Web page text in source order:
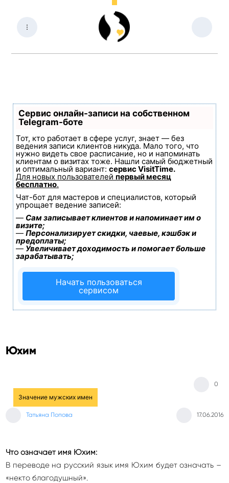
Сервис онлайн-записи на собственном
Telegram-боте
Тот, кто работает в сфере услуг, знает — без
ведения записи клиентов никуда. Мало того, что
нужно видеть свое расписание, но и напоминать
клиентам о визитах тоже. Нашли самый бюджетный
и оптимальный вариант: сервис VisitTime.
Для новых пользователей первый месяц
бесплатно.
Чат-бот для мастеров и специалистов, который
упрощает ведение записей:
— Сам записывает клиентов и напоминает им о
визите;
— Персонализирует скидки, чаевые, кэшбэк и
предоплаты;
— Увеличивает доходимость и помогает больше
зарабатывать;
Начать пользоваться
сервисом
Юхим
Значение мужских имен
Татьяна Попова 17.06.2016
0
Что означает имя Юхим:
В переводе на русский язык имя Юхим будет означать –
«некто благодушный».